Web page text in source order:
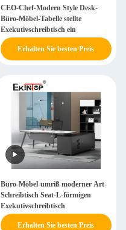
CEO-Chef-Modern Style Desk-
Büro-Möbel-Tabelle stellte
Exekutivschreibtisch ein
Erhalten Sie besten Preis
Büro-Möbel-umriß moderner Art-
Schreibtisch Seat-L-förmigen
Exekutivschreibtisch
Erhalten Sie besten Preis